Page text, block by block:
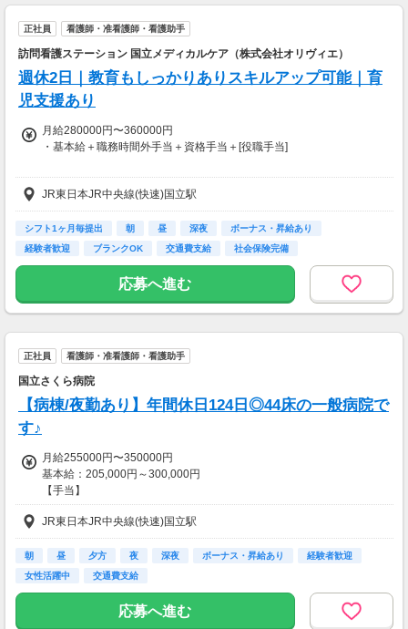
※勤務施設や勤務条件により時給は変動いたします
【交通費】
全額支給
正社員 看護師・准看護師・看護助手
訪問看護ステーション 国立メディカルケア（株式会社オリヴィエ）
週休2日｜教育もしっかりありスキルアップ可能｜育
児支援あり
月給280000円〜360000円
・基本給＋職務時間外手当＋資格手当＋[役職手当]
・昇給あり 年1回 (4月)
・賞与あり 年2回 (6月/12月)
【別途待機手当】
・土日待機1万円
・待機中の緊急出動1件(60分)
4000円
450万～620万
一部支給
JR東日本JR中央線(快速)国立駅
シフト1ヶ月毎提出 朝 昼 深夜
ボーナス・昇給あり
経験者歓迎
ブランクOK 交通費支給 社会保険完備
応募へ進む
正社員 看護師・准看護師・看護助手
国立さくら病院
【病棟/夜勤あり】年間休日124日◎44床の一般病院で
す♪
月給255000円〜350000円
基本給：205,000円～300,000円
【手当】
資格手当：50,000円
夜勤手当別途：13,000円/1回
昇給：１～２％
賞与：3ヶ月（年2回）
※研修中（3ヶ月）
JR東日本JR中央線(快速)国立駅
朝 昼 夕方 夜 深夜 ボーナス・昇給あり
経験者歓迎
女性活躍中
交通費支給
応募へ進む